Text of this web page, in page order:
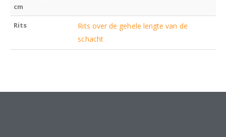
cm
Rits
Rits over de gehele lengte van de
schacht